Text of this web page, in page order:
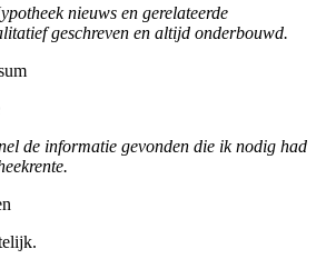
nieuws en gerelateerde
geschreven en altijd onderbouwd.
de informatie gevonden die ik nodig had